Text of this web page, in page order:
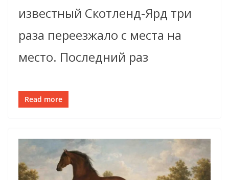
известный Скотленд-Ярд три
раза переезжало с места на
место. Последний раз
Read more